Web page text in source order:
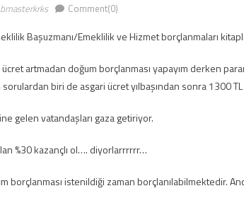
Comment(0)
Başuzmanı/Emeklilik ve Hizmet borçlanmaları
artmadan doğum borçlanması yapayım derken
biri de asgari ücret yılbaşından sonra 1300
gelen vatandaşları gaza getiriyor.
%30 kazançlı ol…. diyorlarrrrrr…
borçlanması istenildiği zaman borçlanılabilmektedir.